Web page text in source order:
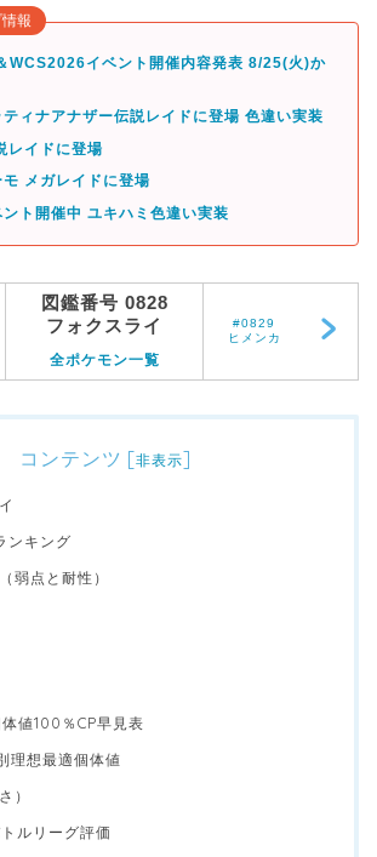
報
WCS2026イベント開催内容発表 8/25(火)か
ィナアナザー伝説レイドに登場 色違い実装
レイドに登場
メガレイドに登場
ト開催中 ユキハミ色違い実装
図鑑番号 0828
フォクスライ
全ポケモン一覧
#0829
ヒメンカ
コンテンツ [非表示]
ンキング
弱点と耐性）
値100％CP早見表
理想最適個体値
）
ルリーグ評価